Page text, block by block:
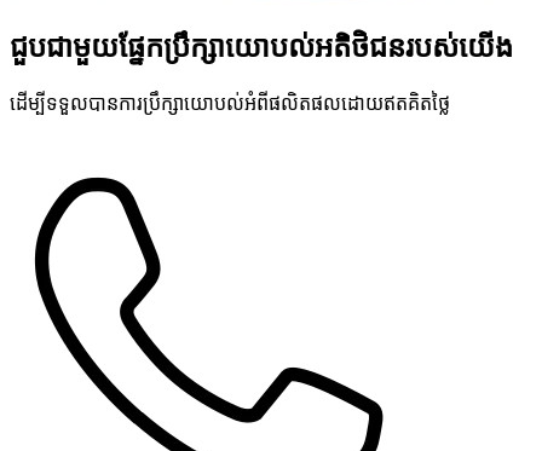
ជួបជាមួយផ្នែកប្រឹក្សាយោបល់អតិថិជនរបស់យើង
ដើម្បីទទួលបានការប្រឹក្សាយោបល់អំពីផលិតផលដោយឥតគិតថ្លៃ